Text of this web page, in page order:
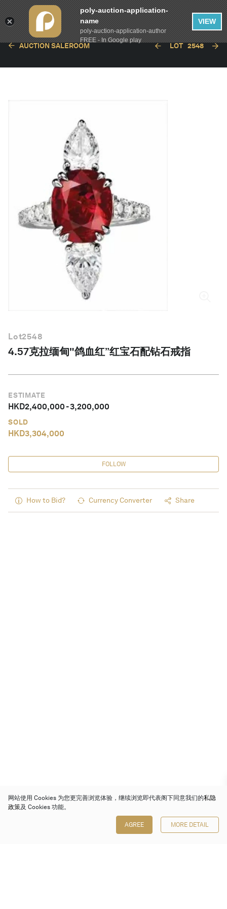
AUCTION SALEROOM LOT 2548
Lot2548
4.57克拉缅甸"鸽血红”红宝石配钻石戒指
ESTIMATE
HKD2,400,000-3,200,000
SOLD
HKD3,304,000
FOLLOW
How to Bid? Currency Converter Share
网站使用 Cookies 为您更完善浏览体验，继续浏览即代表阁下同意我们的私隐
政策及 Cookies 功能。
AGREE MORE DETAIL
poly-auction-application-
name
poly-auction-application-author
FREE - In Google play
VIEW